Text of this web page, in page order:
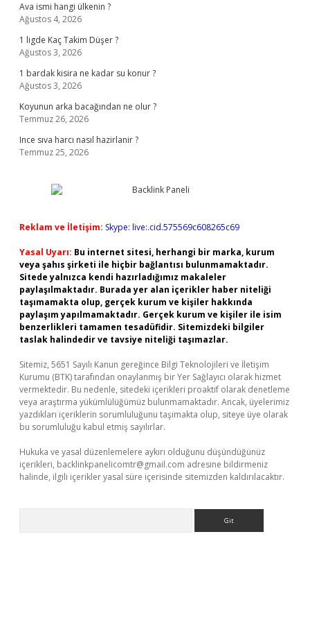
Ava ismi hangi ülkenin ?
Ağustos 4, 2026
1 ligde Kaç Takim Düşer ?
Ağustos 3, 2026
1 bardak kisira ne kadar su konur ?
Ağustos 3, 2026
Koyunun arka bacağından ne olur ?
Temmuz 26, 2026
Ince sıva harcı nasıl hazirlanir ?
Temmuz 25, 2026
Reklam ve İletişim: Skype: live:.cid.575569c608265c69
Yasal Uyarı: Bu internet sitesi, herhangi bir marka, kurum
veya şahıs şirketi ile hiçbir bağlantısı bulunmamaktadır.
Sitede yalnızca kendi hazırladığımız makaleler
paylaşılmaktadır. Burada yer alan içerikler haber niteliği
taşımamakta olup, gerçek kurum ve kişiler hakkında
paylaşım yapılmamaktadır. Gerçek kurum ve kişiler ile isim
benzerlikleri tamamen tesadüfidir. Sitemizdeki bilgiler
taslak halindedir ve tavsiye niteliği taşımazlar.
Sitemiz, 5651 Sayılı Kanun gereğince Bilgi Teknolojileri ve İletişim
Kurumu (BTK) tarafından onaylanmış bir Yer Sağlayıcı olarak hizmet
vermektedir. Bu nedenle, sitedeki içerikleri proaktif olarak denetleme
veya araştırma yükümlülüğümüz bulunmamaktadır. Ancak, üyelerimiz
yazdıkları içeriklerin sorumluluğunu taşımakta olup, siteye üye olarak
bu sorumluluğu kabul etmiş sayılırlar.
Hukuka ve yasal düzenlemelere aykırı olduğunu düşündüğünüz
içerikleri, backlinkpanelicomtr@gmail.com adresine bildirmeniz
halinde, ilgili içerikler yasal süre içerisinde sitemizden kaldırılacaktır.